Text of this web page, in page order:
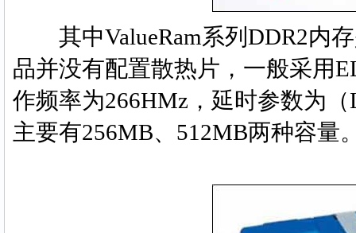
其中ValueRam系列DDR2内存
品并没有配置散热片，一般采用
作频率为266HMz，延时参数为
主要有256MB、512MB两种容量